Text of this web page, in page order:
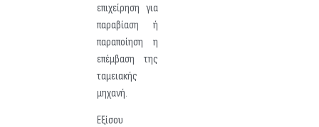
επιχείρηση για
παραβίαση ή
παραποίηση η
επέμβαση της
ταμειακής
μηχανή.
Εξίσου